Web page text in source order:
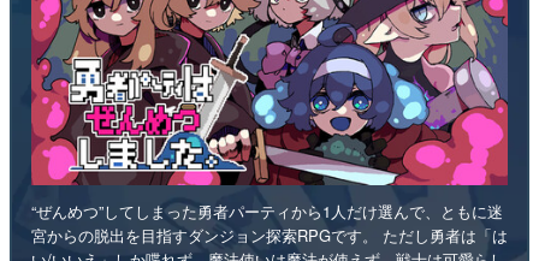
“ぜんめつ”してしまった勇者パーティから1人だけ選んで、ともに迷
宮からの脱出を目指すダンジョン探索RPGです。 ただし勇者は「は